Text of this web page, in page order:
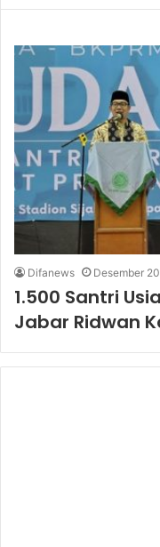
Difanews Desember
1.500 Santri
Jabar Ridwan